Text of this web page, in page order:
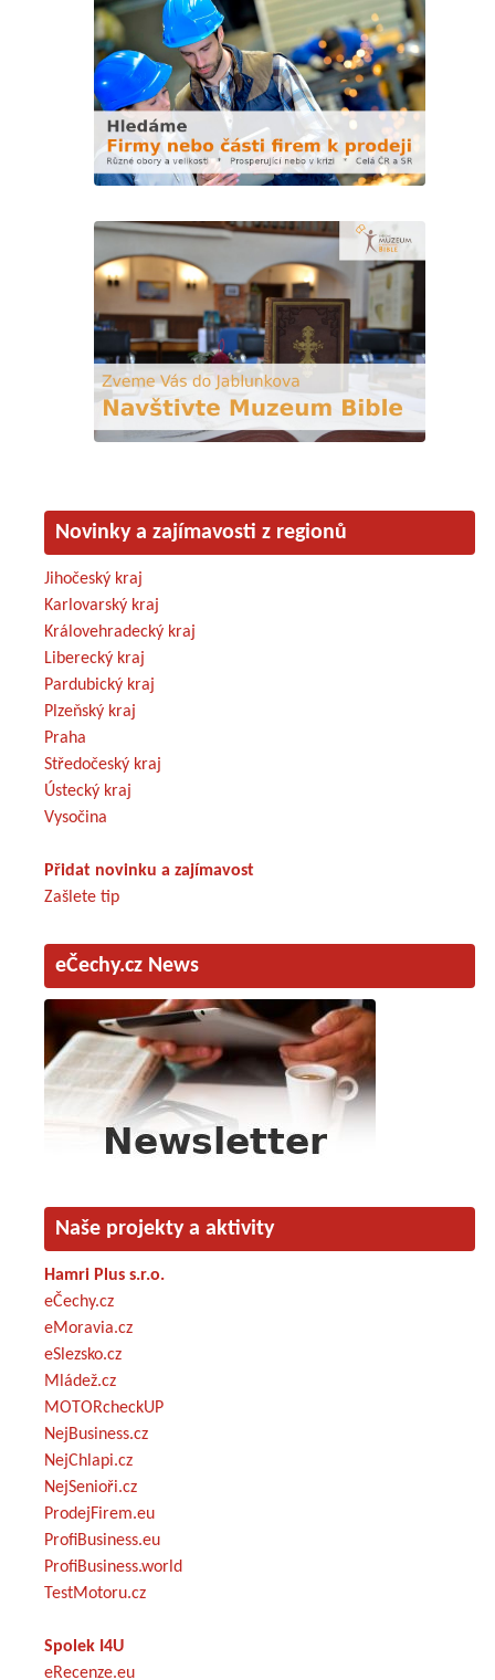
Novinky a zajímavosti z regionů
Jihočeský kraj
Karlovarský kraj
Královehradecký kraj
Liberecký kraj
Pardubický kraj
Plzeňský kraj
Praha
Středočeský kraj
Ústecký kraj
Vysočina
Přidat novinku a zajímavost
Zašlete tip
eČechy.cz News
Naše projekty a aktivity
Hamri Plus s.r.o.
eČechy.cz
eMoravia.cz
eSlezsko.cz
Mládež.cz
MOTORcheckUP
NejBusiness.cz
NejChlapi.cz
NejSenioři.cz
ProdejFirem.eu
ProfiBusiness.eu
ProfiBusiness.world
TestMotoru.cz
Spolek I4U
eRecenze.eu